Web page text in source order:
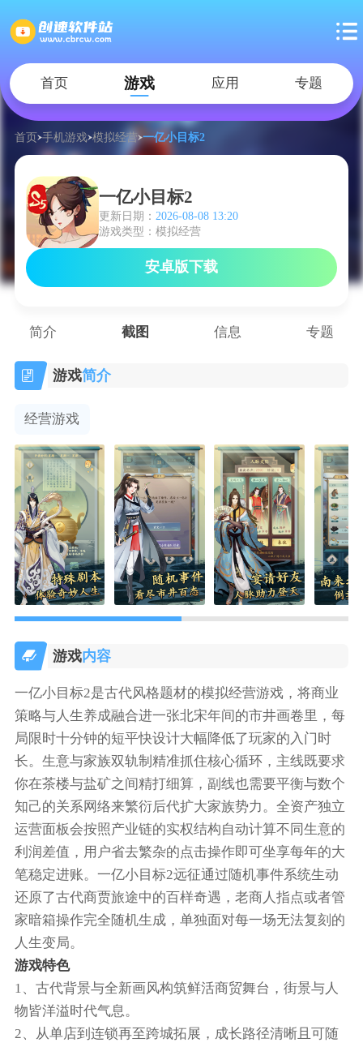
首页 游戏 应用 专题
首页 手机游戏 模拟经营 一亿小目标2
一亿小目标2
更新日期： 2026-08-08 13:20
游戏类型：模拟经营
安卓版下载
简介 截图 信息 专题
游戏简介
经营游戏
游戏内容
一亿小目标2是古代风格题材的模拟经营游戏，将商业
策略与人生养成融合进一张北宋年间的市井画卷里，每
局限时十分钟的短平快设计大幅降低了玩家的入门时
长。生意与家族双轨制精准抓住核心循环，主线既要求
你在茶楼与盐矿之间精打细算，副线也需要平衡与数个
知己的关系网络来繁衍后代扩大家族势力。全资产独立
运营面板会按照产业链的实权结构自动计算不同生意的
利润差值，用户省去繁杂的点击操作即可坐享每年的大
笔稳定进账。一亿小目标2远征通过随机事件系统生动
还原了古代商贾旅途中的百样奇遇，老商人指点或者管
家暗箱操作完全随机生成，单独面对每一场无法复刻的
人生变局。
游戏特色
1、古代背景与全新画风构筑鲜活商贸舞台，街景与人
物皆洋溢时代气息。
2、从单店到连锁再至跨城拓展，成长路径清晰且可随